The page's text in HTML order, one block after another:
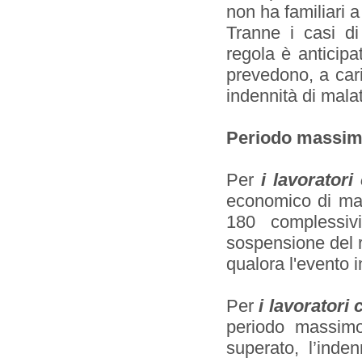
non ha familiari
Tranne i casi di
regola è
prevedono, a
indennità di
Periodo
Per i lavoratori
economico di
180
sospensione del
qualora l'evento
Peri lavoratori
periodo
superato,